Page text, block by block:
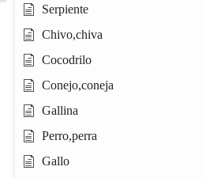
Serpiente
Chivo,chiva
Cocodrilo
Conejo,coneja
Gallina
Perro,perra
Gallo